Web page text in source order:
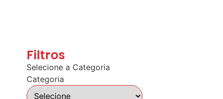
Filtros
Selecione a Categoria
Categoria